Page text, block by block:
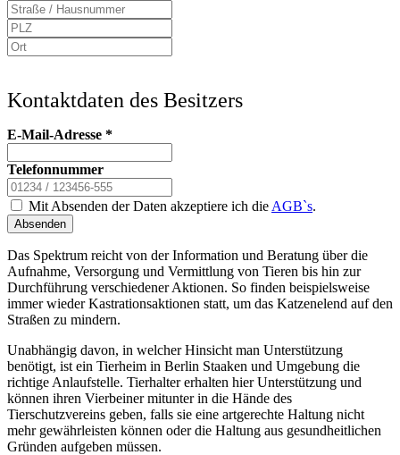
Kontaktdaten des Besitzers
E-Mail-Adresse *
Telefonnummer
Mit Absenden der Daten akzeptiere ich die AGB`s.
Absenden
Das Spektrum reicht von der Information und Beratung über die
Aufnahme, Versorgung und Vermittlung von Tieren bis hin zur
Durchführung verschiedener Aktionen. So finden beispielsweise
immer wieder Kastrationsaktionen statt, um das Katzenelend auf den
Straßen zu mindern.
Unabhängig davon, in welcher Hinsicht man Unterstützung
benötigt, ist ein Tierheim in Berlin Staaken und Umgebung die
richtige Anlaufstelle. Tierhalter erhalten hier Unterstützung und
können ihren Vierbeiner mitunter in die Hände des
Tierschutzvereins geben, falls sie eine artgerechte Haltung nicht
mehr gewährleisten können oder die Haltung aus gesundheitlichen
Gründen aufgeben müssen.